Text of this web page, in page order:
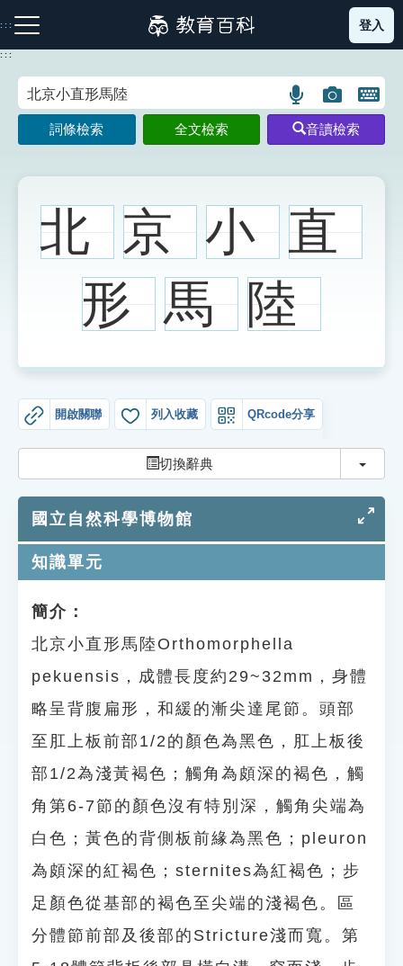
到
主
:::
注音索引圖示 筆畫索引圖示 部首索引表圖示
網站導覽
生字詞彙表
成語故事
索引選單
知識索引
生命大百科索引
遊戲專區
教學應用
貓頭鷹博士
登入
:::
語
言
搜
示
圖
片
搜
示
開
鍵
圖
詞條檢索 全文檢索 音讀檢索
北 京 小 直
形 馬 陸
開啟關聯 列入收藏 QRcode分享
切換辭典 切換
國立自然科學博物館
知識單元
簡介：
北京小直形馬陸Orthomorphella
pekuensis，成體長度約29~32mm，身體
略呈背腹扁形，和緩的漸尖達尾節。頭部
至肛上板前部1/2的顏色為黑色，肛上板後
部1/2為淺黃褐色；觸角為頗深的褐色，觸
角第6-7節的顏色沒有特別深，觸角尖端為
白色；黃色的背側板前緣為黑色；pleuron
為頗深的紅褐色；sternites為紅褐色；步
足顏色從基部的褐色至尖端的淺褐色。區
分體節前部及後部的Stricture淺而寬。第